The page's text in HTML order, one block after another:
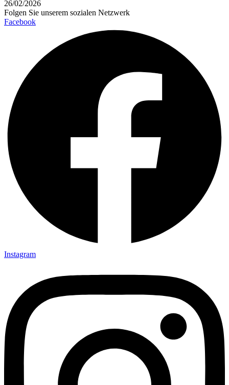
26/02/2026
Folgen Sie unserem sozialen Netzwerk
Facebook
Instagram